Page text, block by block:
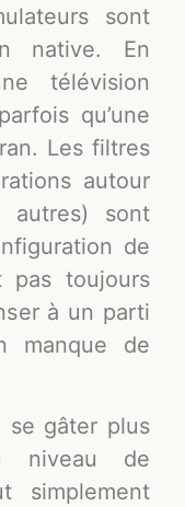
sont
native. En
télévision
qu’une
Les filtres
autour
autres) sont
de
pas toujours
à un parti
manque de
se gâter plus
niveau de
simplement